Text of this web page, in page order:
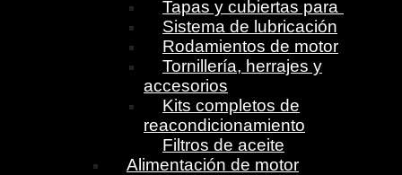
Tapas y cubiertas para motor
Sistema de lubricación
Rodamientos de motor
Tornillería, herrajes y
accesorios
Kits completos de
reacondicionamiento
Filtros de aceite
Alimentación de motor